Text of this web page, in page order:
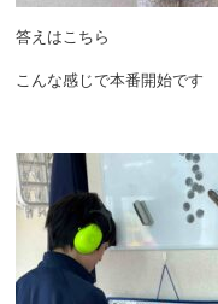
答えはこちら
こんな感じで本番開始です